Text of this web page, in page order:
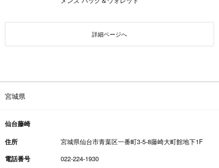
詳細ページへ
宮城県
仙台藤崎
住所
宮城県仙台市青葉区一番町3-5-8藤崎大町館地下1F
電話番号
022-224-1930